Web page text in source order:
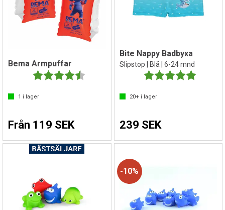
Bema Armpuffar
Betyg: 4.5 utav 5 stjärnor
1 i lager
Från 119 SEK
Bite Nappy Badbyxa
Slipstop | Blå | 6-24 mnd
Betyg:
20+i lager
239 SEK
10%